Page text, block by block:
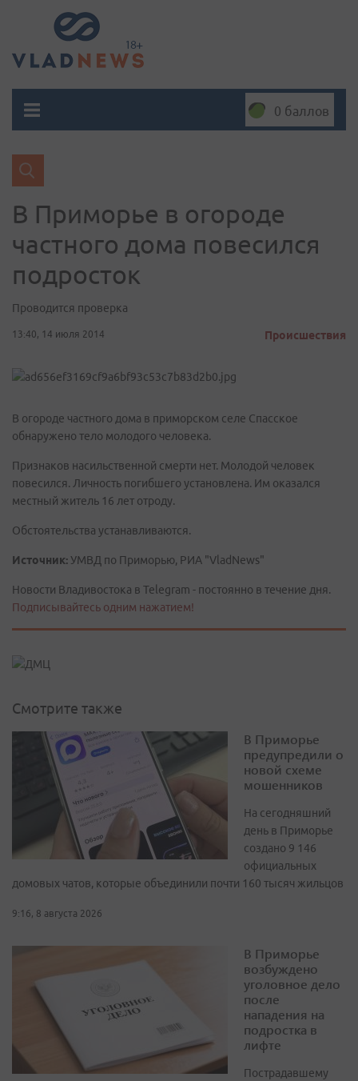
0 баллов
В Приморье в огороде
частного дома повесился
подросток
Проводится проверка
13:40, 14 июля 2014 Происшествия
В огороде частного дома в приморском селе Спасское
обнаружено тело молодого человека.
Признаков насильственной смерти нет. Молодой человек
повесился. Личность погибшего установлена. Им оказался
местный житель 16 лет отроду.
Обстоятельства устанавливаются.
Источник: УМВД по Приморью, РИА "VladNews"
Новости Владивостока в Telegram - постоянно в течение дня.
Подписывайтесь одним нажатием!
Смотрите также
В Приморье
предупредили о
новой схеме
мошенников
На сегодняшний
день в Приморье
создано 9 146
официальных
домовых чатов, которые объединили почти 160 тысяч жильцов
9:16, 8 августа 2026
В Приморье
возбуждено
уголовное дело
после
нападения на
подростка в
лифте
Пострадавшему